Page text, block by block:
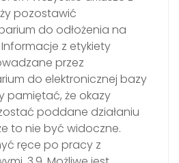
pozostawić
do odłożenia na
z etykiety
przez
do elektronicznej bazy
pamiętać, że okazy
poddane działaniu
to nie być widoczne.
ręce po pracy z